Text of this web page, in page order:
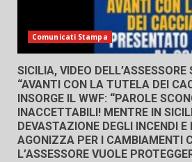
Comunicati Stampa
SICILIA, VIDEO
“AVANTI CON LA TUTELA DEI
INSORGE IL WWF: “PAROLE
INACCETTABILI! MENTRE IN
DEVASTAZIONE DEGLI INCENDI
AGONIZZA PER I CAMBIAMENTI
L’ASSESSORE VUOLE